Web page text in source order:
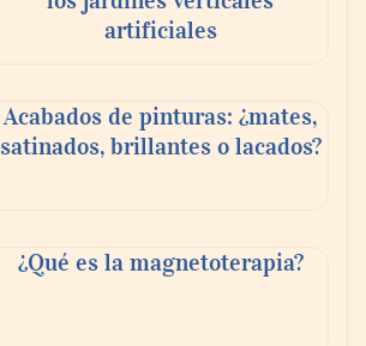
artificiales
Acabados de pinturas: ¿mates,
satinados, brillantes o lacados?
¿Qué es la magnetoterapia?